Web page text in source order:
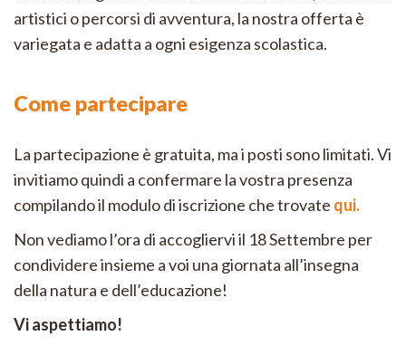
artistici o percorsi di avventura, la nostra offerta è
variegata e adatta a ogni esigenza scolastica.
Come partecipare
La partecipazione è gratuita, ma i posti sono limitati. Vi
invitiamo quindi a confermare la vostra presenza
compilando il modulo di iscrizione che trovate qui.
Non vediamo l’ora di accogliervi il 18 Settembre per
condividere insieme a voi una giornata all’insegna
della natura e dell’educazione!
Vi aspettiamo!